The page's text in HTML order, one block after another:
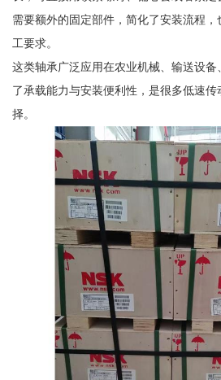
需要额外的固定部件，简化了安装流程
工要求。
这类轴承广泛应用在农业机械、输送设
了承载能力与安装便利性，是很多低速
择。